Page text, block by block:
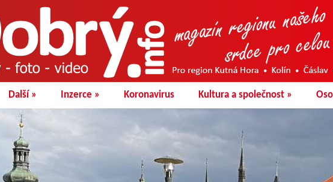
Další » Inzerce » Koronavirus Kultura a společnost »